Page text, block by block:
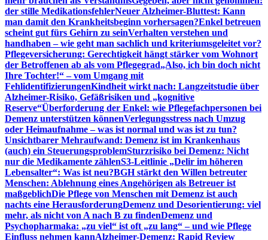
der stille MedikationsfehlerNeuer Alzheimer-Bluttest: Kann
man damit den Krankheitsbeginn vorhersagen?Enkel betreuen
scheint gut fürs Gehirn zu seinVerhalten verstehen und
handhaben – wie geht man sachlich und kriteriumsgeleitet vor?
Pflegeversicherung: Gerechtigkeit hängt stärker vom Wohnort
der Betroffenen ab als vom Pflegegrad„Also, ich bin doch nicht
Ihre Tochter!“ – vom Umgang mit
FehlidentifizierungenKindheit wirkt nach: Langzeitstudie über
Alzheimer-Risiko, Gefäßrisiken und „kognitive
Reserve“Überforderung der Enkel: wie Pflegefachpersonen bei
Demenz unterstützen könnenVerlegungsstress nach Umzug
oder Heimaufnahme – was ist normal und was ist zu tun?
Unsichtbarer Mehraufwand: Demenz ist im Krankenhaus
(auch) ein SteuerungsproblemSturzrisiko bei Demenz: Nicht
nur die Medikamente zählenS3-Leitlinie „Delir im höheren
Lebensalter“: Was ist neu?BGH stärkt den Willen betreuter
Menschen: Ablehnung eines Angehörigen als Betreuer ist
maßgeblichDie Pflege von Menschen mit Demenz ist auch
nachts eine HerausforderungDemenz und Desorientierung: viel
mehr, als nicht von A nach B zu findenDemenz und
Psychopharmaka: „zu viel“ ist oft „zu lang“ – und wie Pflege
Einfluss nehmen kannAlzheimer-Demenz: Rapid Review